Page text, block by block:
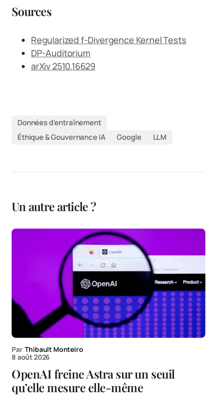
Sources
Regularized f-Divergence Kernel Tests
DP-Auditorium
arXiv 2510.16629
Données d'entraînement
Éthique & Gouvernance IA
Google LLM
Un autre article ?
Par Thibault Monteiro
8 août 2026
OpenAI freine Astra sur un seuil
qu’elle mesure elle-même